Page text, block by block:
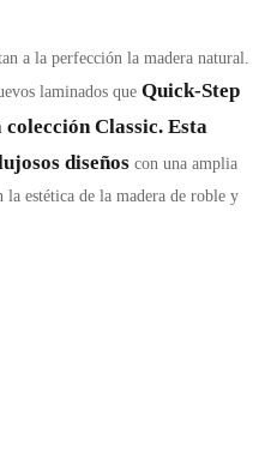
a la perfección la madera natural.
laminados que Quick-Step
Classic. Esta
diseños con una amplia
la estética de la madera de roble y